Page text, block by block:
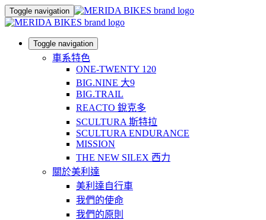
Toggle navigation
Toggle navigation
車系特色
ONE-TWENTY 120
BIG.NINE 大9
BIG.TRAIL
REACTO 銳克多
SCULTURA 斯特拉
SCULTURA ENDURANCE
MISSION
THE NEW SILEX 西力
關於美利達
美利達自行車
我們的使命
我們的原則